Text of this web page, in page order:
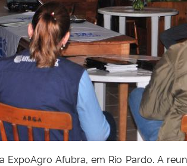
ExpoAgro Afubra, em Rio Pardo. A